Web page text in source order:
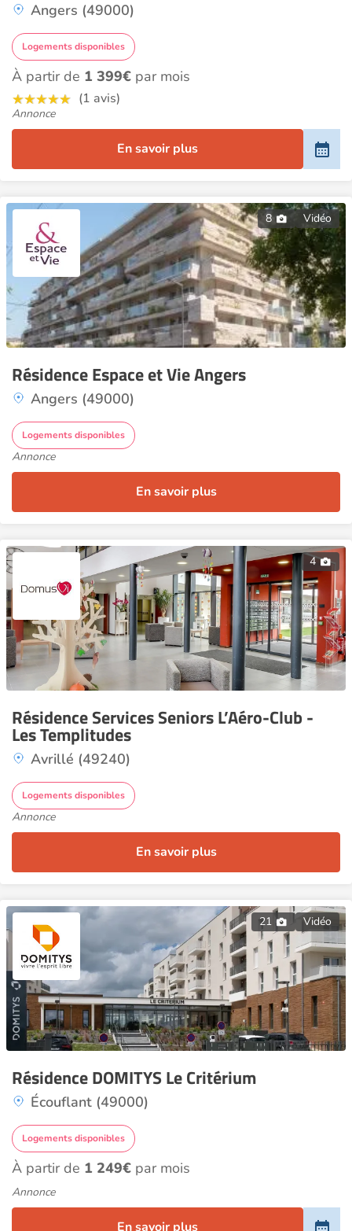
Angers (49000)
Logements disponibles
À partir de 1 399€ par mois
(1 avis)
Annonce
En savoir plus
8 Vidéo
Résidence Espace et Vie Angers
Angers (49000)
Logements disponibles
Annonce
En savoir plus
4
Résidence Services Seniors L’Aéro-Club -
Les Templitudes
Avrillé (49240)
Logements disponibles
Annonce
En savoir plus
21 Vidéo
Résidence DOMITYS Le Critérium
Écouflant (49000)
Logements disponibles
À partir de 1 249€ par mois
Annonce
En savoir plus